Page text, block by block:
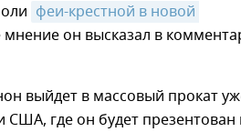
феи-крестной в новой
мнение он высказал в
выйдет в массовый прокат
США, где он будет презентован